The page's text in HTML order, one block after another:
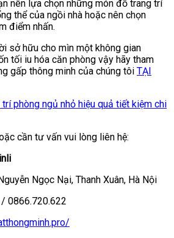
nên lựa chọn những món đồ trang trí
thể của ngồi nhà hoặc nên chọn
điểm nhấn.
sở hữu cho mìn một không gian
tối iu hóa căn phòng vậy hãy tham
gấp thông minh của chúng tôi TẠI
trí phòng ngủ nhỏ hiệu quả tiết kiệm chi
cần tư vấn vui lòng liên hệ:
Ngọc Nại, Thanh Xuân, Hà Nội
0866.720.622